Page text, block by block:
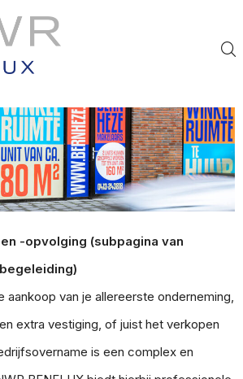
-opvolging (subpagina van
aankoop van je allereerste onderneming,
extra vestiging, of juist het verkopen
is een complex en